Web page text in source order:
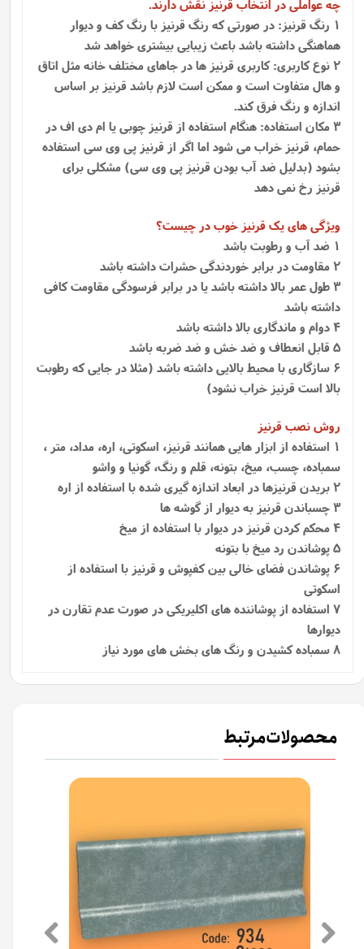
چه عواملی در انتخاب قرنیز نقش دارند.
1 رنگ قرنیز: در صورتی که رنگ قرنیز با رنگ کف و دیوار
هماهنگی داشته باشد باعث زیبایی بیشتری خواهد شد
2 نوع کاربری: کاربری قرنیز ها در جاهای مختلف خانه مثل اتاق
و هال متفاوت است و ممکن است لازم باشد قرنیز بر اساس
اندازه و رنگ فرق کند.
3 مکان استفاده: هنگام استفاده از قرنیز چوبی یا ام دی اف در
حمام، قرنیز خراب می شود اما اگر از قرنیز پی وی سی استفاده
بشود (بدلیل ضد آب بودن قرنیز پی وی سی) مشکلی برای
قرنیز رخ نمی دهد
ویژگی های یک قرنیز خوب در چیست؟
1 ضد آب و رطوبت باشد
2 مقاومت در برابر خوردندگی حشرات داشته باشد
3 طول عمر بالا داشته باشد یا در برابر فرسودگی مقاومت کافی
داشته باشد
4 دوام و ماندگاری بالا داشته باشد
5 قابل انعطاف و ضد خش و ضد ضربه باشد
6 سازگاری با محیط بالایی داشته باشد (مثلا در جایی که رطوبت
بالا است قرنیز خراب نشود)
روش نصب قرنیز
1 استفاده از ابزار هایی همانند قرنیز، اسکوتی، اره، مداد، متر ،
سمباده، چسب، میخ، بتونه، قلم و رنگ، گونیا و واشو
2 بریدن قرنیزها در ابعاد اندازه گیری شده با استفاده از اره
3 چسباندن قرنیز به دیوار از گوشه ها
4 محکم کردن قرنیز در دیوار با استفاده از میخ
5 پوشاندن رد میخ با بتونه
6 پوشاندن فضای خالی بین کفپوش و قرنیز با استفاده از
اسکوتی
7 استفاده از پوشاننده‌ های اکلیریکی در صورت عدم تقارن در
دیوارها
8 سمباده کشیدن و رنگ های بخش های مورد نیاز
محصولات مرتبط